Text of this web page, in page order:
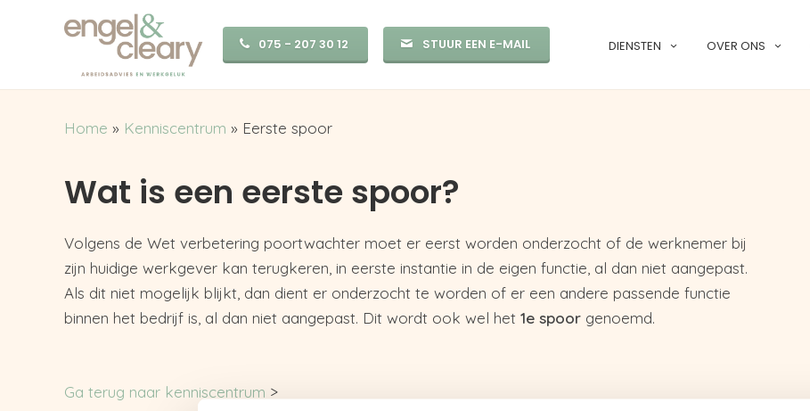
075 - 207 30 12 STUUR EEN E-MAIL DIENSTEN OVER ONS
Home » Kenniscentrum » Eerste spoor
Wat is een eerste spoor?
Volgens de Wet verbetering poortwachter moet er eerst worden onderzocht of de werknemer bij
zijn huidige werkgever kan terugkeren, in eerste instantie in de eigen functie, al dan niet aangepast.
Als dit niet mogelijk blijkt, dan dient er onderzocht te worden of er een andere passende functie
binnen het bedrijf is, al dan niet aangepast. Dit wordt ook wel het 1e spoor genoemd.
Ga terug naar kenniscentrum >